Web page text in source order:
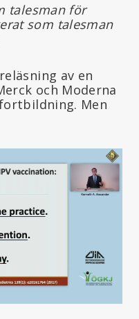
talesman för
som talesman
av en
och Moderna
Men